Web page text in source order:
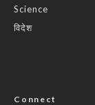
Science
विदेश
Connect